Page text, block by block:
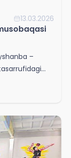
13.03.2026
–